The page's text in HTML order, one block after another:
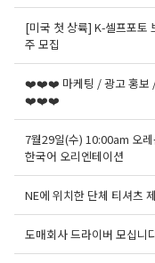
[미국 첫 상륙] K-셀프포토
주 모집
❤️❤️❤️ 마케팅 / 광고 홍보 /
❤️❤️❤️
7월29일(수) 10:00am 오
한국어 오리엔테이션
NE에 위치한 단체 티셔츠
도매회사 드라이버 모십니